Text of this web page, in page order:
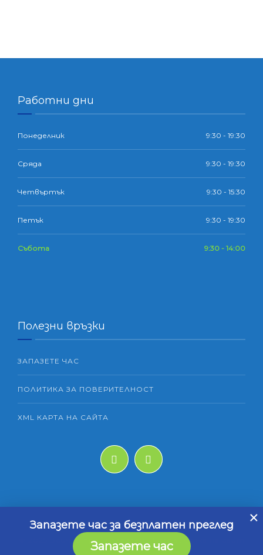
Работни дни
Понеделник 9:30 - 19:30
Сряда 9:30 - 19:30
Четвъртък 9:30 - 15:30
Петък 9:30 - 19:30
Събота 9:30 - 14:00
Полезни връзки
ЗАПАЗЕТЕ ЧАС
ПОЛИТИКА ЗА ПОВЕРИТЕЛНОСТ
XML КАРТА НА САЙТА
© 2025 Всички права запазени | Изработка на сайт
×
Запазете час за безплатен преглед
Запазете час